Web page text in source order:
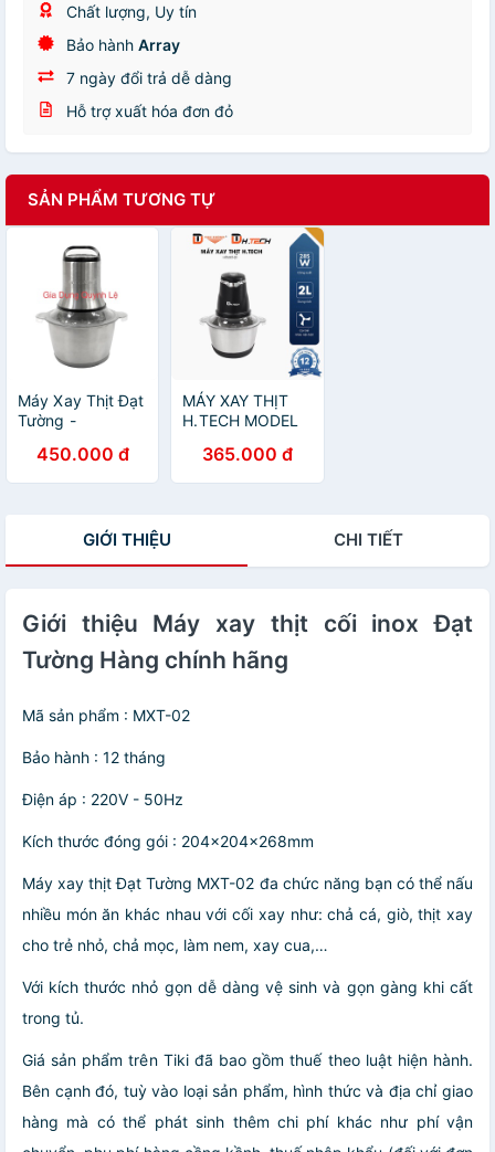
Chất lượng, Uy tín
Bảo hành Array
7 ngày đổi trả dễ dàng
Hỗ trợ xuất hóa đơn đỏ
SẢN PHẨM TƯƠNG TỰ
Máy Xay Thịt Đạt
Tường -
Đa Năng Cối Inox
450.000 đ
MÁY XAY THỊT
H.TECH MODEL
365.000 đ
GIỚI THIỆU CHI TIẾT
Giới thiệu Máy xay thịt cối inox Đạt
Tường Hàng chính hãng
Mã sản phẩm : MXT-02
Bảo hành : 12 tháng
Điện áp : 220V - 50Hz
Kích thước đóng gói : 204x204x268mm
Máy xay thịt Đạt Tường MXT-02 đa chức năng bạn có thể nấu
nhiều món ăn khác nhau với cối xay như: chả cá, giò, thịt xay
cho trẻ nhỏ, chả mọc, làm nem, xay cua,…
Với kích thước nhỏ gọn dễ dàng vệ sinh và gọn gàng khi cất
trong tủ.
Giá sản phẩm trên Tiki đã bao gồm thuế theo luật hiện hành.
Bên cạnh đó, tuỳ vào loại sản phẩm, hình thức và địa chỉ giao
hàng mà có thể phát sinh thêm chi phí khác như phí vận